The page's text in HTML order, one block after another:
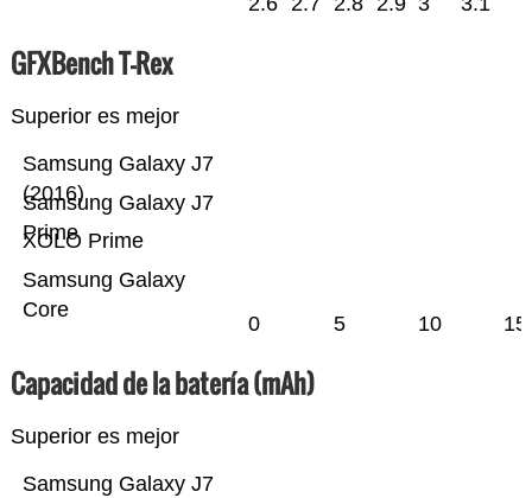
GFXBench T-Rex
Superior es mejor
Samsung Galaxy
Core
XOLO Prime
Samsung Galaxy J7
Prime
Samsung Galaxy J7
(2016)
0 5 10 15
Capacidad de la batería (mAh)
Superior es mejor
Samsung Galaxy J7